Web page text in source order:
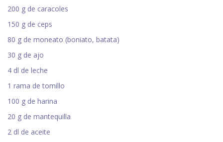
200 g de caracoles
150 g de ceps
80 g de moneato (boniato, batata)
30 g de ajo
4 dl de leche
1 rama de tomillo
100 g de harina
20 g de mantequilla
2 dl de aceite